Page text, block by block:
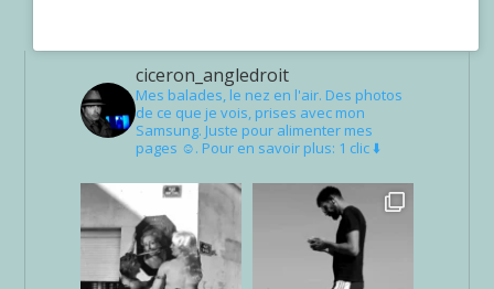
ciceron_angledroit
Mes balades, le nez en l'air. Des photos
de ce que je vois, prises avec mon
Samsung. Juste pour alimenter mes
pages ☺. Pour en savoir plus: 1 clic ⬇️